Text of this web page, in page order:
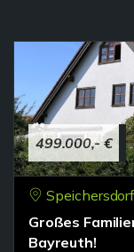
499.000,- €
Speichersdorf
Großes
Bayreuth!